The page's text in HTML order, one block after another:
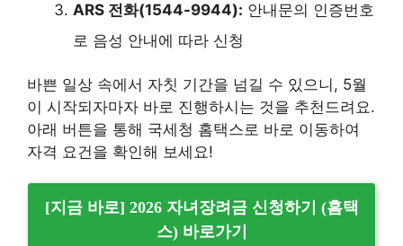
ARS 전화(1544-9944): 안내문의 인증번호
로 음성 안내에 따라 신청
바쁜 일상 속에서 자칫 기간을 넘길 수 있으니, 5월
이 시작되자마자 바로 진행하시는 것을 추천드려요.
아래 버튼을 통해 국세청 홈택스로 바로 이동하여
자격 요건을 확인해 보세요!
[지금 바로] 2026 자녀장려금 신청하기 (홈택
스) 바로가기